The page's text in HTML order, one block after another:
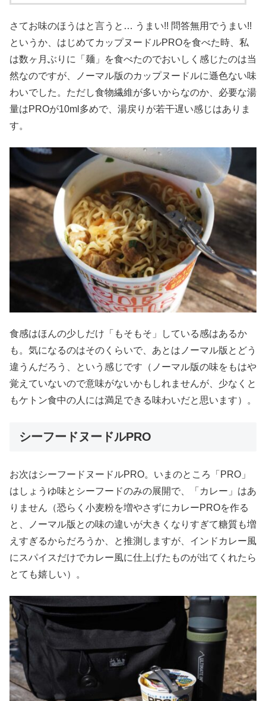
さてお味のほうはと言うと… うまい!! 問答無用でうまい!!
というか、はじめてカップヌードルPROを食べた時、私
は数ヶ月ぶりに「麺」を食べたのでおいしく感じたのは当
然なのですが、ノーマル版のカップヌードルに遜色ない味
わいでした。ただし食物繊維が多いからなのか、必要な湯
量はPROが10ml多めで、湯戻りが若干遅い感じはありま
す。
食感はほんの少しだけ「もそもそ」している感はあるか
も。気になるのはそのくらいで、あとはノーマル版とどう
違うんだろう、という感じです（ノーマル版の味をもはや
覚えていないので意味がないかもしれませんが、少なくと
もケトン食中の人には満足できる味わいだと思います）。
シーフードヌードルPRO
お次はシーフードヌードルPRO。いまのところ「PRO」
はしょうゆ味とシーフードのみの展開で、「カレー」はあ
りません（恐らく小麦粉を増やさずにカレーPROを作る
と、ノーマル版との味の違いが大きくなりすぎて糖質も増
えすぎるからだろうか、と推測しますが、インドカレー風
にスパイスだけでカレー風に仕上げたものが出てくれたら
とても嬉しい）。